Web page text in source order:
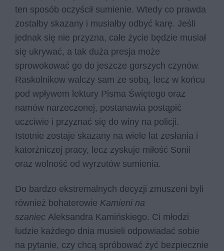
ten sposób oczyścił sumienie. Wtedy co prawda
zostałby skazany i musiałby odbyć karę. Jeśli
jednak się nie przyzna, całe życie będzie musiał
się ukrywać, a tak duża presja może
sprowokować go do jeszcze gorszych czynów.
Raskolnikow walczy sam ze sobą, lecz w końcu
pod wpływem lektury Pisma Świętego oraz
namów narzeczonej, postanawia postąpić
uczciwie i przyznać się do winy na policji.
Istotnie zostaje skazany na wiele lat zesłania i
katorżniczej pracy, lecz zyskuje miłość Sonii
oraz wolność od wyrzutów sumienia.
Do bardzo ekstremalnych decyzji zmuszeni byli
również bohaterowie Kamieni na
szaniec Aleksandra Kamińskiego. Ci młodzi
ludzie każdego dnia musieli odpowiadać sobie
na pytanie, czy chcą spróbować żyć bezpiecznie